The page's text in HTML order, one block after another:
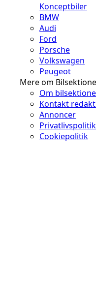
Konceptbiler
BMW
Audi
Ford
Porsche
Volkswagen
Peugeot
Mere om
Om
Kontakt
Annoncer
Privatlivspolitik
Cookiepolitik